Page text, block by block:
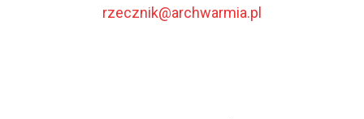
rzecznik@archwarmia.pl